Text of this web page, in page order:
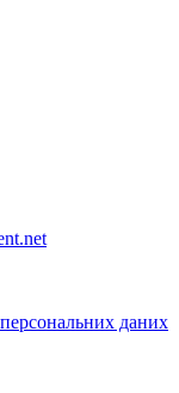
персональних даних